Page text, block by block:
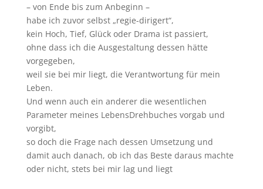
– von Ende bis zum Anbeginn –
habe ich zuvor selbst „regie-dirigert“,
kein Hoch, Tief, Glück oder Drama ist passiert,
ohne dass ich die Ausgestaltung dessen hätte
vorgegeben,
weil sie bei mir liegt, die Verantwortung für mein
Leben.
Und wenn auch ein anderer die wesentlichen
Parameter meines LebensDrehbuches vorgab und
vorgibt,
so doch die Frage nach dessen Umsetzung und
damit auch danach, ob ich das Beste daraus machte
oder nicht, stets bei mir lag und liegt